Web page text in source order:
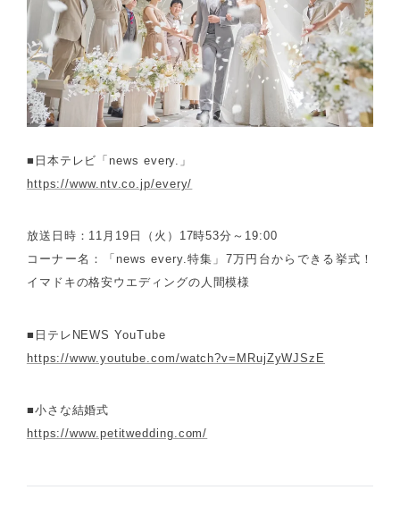
■日本テレビ「news every.」
https://www.ntv.co.jp/every/
放送日時：11月19日（火）17時53分～19:00
コーナー名：「news every.特集」7万円台からできる挙式！
イマドキの格安ウエディングの人間模様
■日テレNEWS YouTube
https://www.youtube.com/watch?v=MRujZyWJSzE
■小さな結婚式
https://www.petitwedding.com/